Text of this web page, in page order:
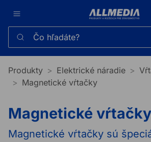
Čo hľadáte?
Produkty Elektrické náradie
Magnetické vŕtačky
Magnetické vŕtačky
Magnetické vŕtačky sú